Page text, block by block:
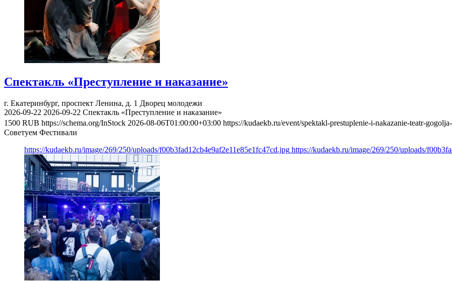
Спектакль «Преступление и наказание»
г. Екатеринбург, проспект Ленина, д. 1 Дворец молодежи
2026-09-22 2026-09-22 Спектакль «Преступление и наказание»
1500 RUB https://schema.org/InStock 2026-08-06T01:00:00+03:00 https://kudaekb.ru/event/spektakl-prestuplenie-i-nakazanie-teatr-
Советуем Фестивали
https://kudaekb.ru/image/269/250/uploads/f00b3fad12cb4e9af2e11e85e1fc47cd.jpg https://kudaekb.ru/image/269/250/uploads/